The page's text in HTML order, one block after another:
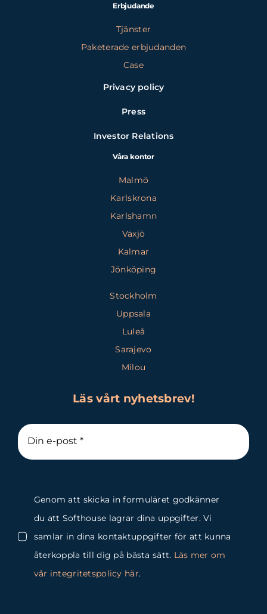
Erbjudande
Tjänster
Paketerade erbjudanden
Case
Privacy policy
Press
Investor Relations
Våra kontor
Malmö
Karlskrona
Karlshamn
Växjö
Kalmar
Jönköping
Stockholm
Uppsala
Luleå
Sarajevo
Milou
Läs vårt nyhetsbrev!
Genom att skicka in formuläret godkänner
du att Softhouse lagrar dina uppgifter. Vi
samlar in dina kontaktuppgifter för att kunna
återkoppla till dig på bästa sätt. Läs mer om
vår integritetspolicy här.